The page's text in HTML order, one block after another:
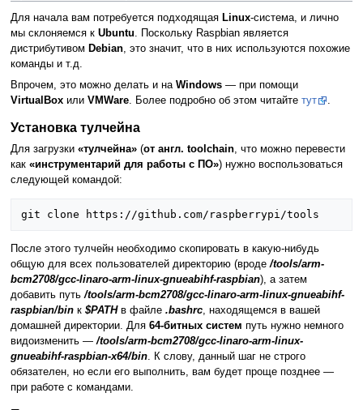
Для начала вам потребуется подходящая Linux-система, и лично
мы склоняемся к Ubuntu. Поскольку Raspbian является
дистрибутивом Debian, это значит, что в них используются похожие
команды и т.д.
Впрочем, это можно делать и на Windows— при помощи
VirtualBoxили VMWare. Более подробно об этом читайте тут .
Установка тулчейна
Для загрузки «тулчейна»(от англ. toolchain, что можно перевести
как «инструментарий для работы с ПО») нужно воспользоваться
следующей командой:
После этого тулчейн необходимо скопировать в какую-нибудь
общую для всех пользователей директорию (вроде/tools/arm-
bcm2708/gcc-linaro-arm-linux-gnueabihf-raspbian), а затем
добавить путь/tools/arm-bcm2708/gcc-linaro-arm-linux-gnueabihf-
raspbian/binк $PATHв файле .bashrc, находящемся в вашей
домашней директории. Для 64-битных систем путь нужно немного
видоизменить —/tools/arm-bcm2708/gcc-linaro-arm-linux-
gnueabihf-raspbian-x64/bin. К слову, данный шаг не строго
обязателен, но если его выполнить, вам будет проще позднее —
при работе с командами.